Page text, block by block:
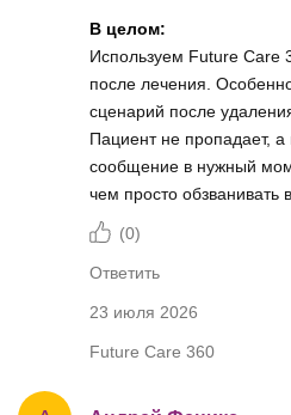
В целом:
Используем Future Care
после лечения.
сценарий после
Пациент не пропадает, а
сообщение в нужный
чем просто обзванивать
(0)
Ответить
23 июля 2026
Future Care 360